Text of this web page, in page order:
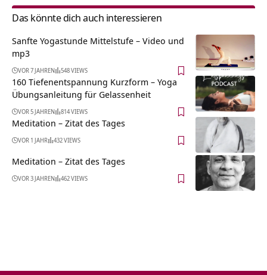
Das könnte dich auch interessieren
Sanfte Yogastunde Mittelstufe – Video und
mp3
VOR 7 JAHREN 548 VIEWS
160 Tiefenentspannung Kurzform – Yoga
Übungsanleitung für Gelassenheit
VOR 5 JAHREN 814 VIEWS
Meditation – Zitat des Tages
VOR 1 JAHR 432 VIEWS
Meditation – Zitat des Tages
VOR 3 JAHREN 462 VIEWS